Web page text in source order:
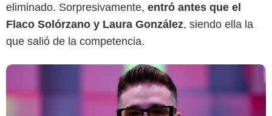
eliminado. Sorpresivamente, entró antes que el
Flaco Solórzano y Laura González, siendo ella la
que salió de la competencia.